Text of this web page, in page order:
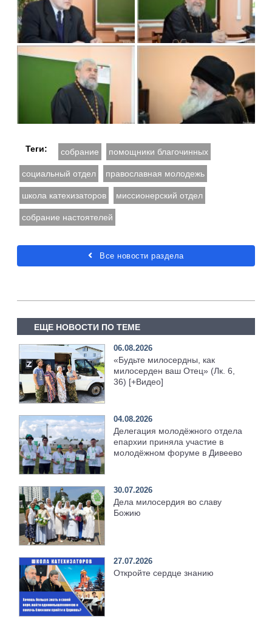
Теги: собрание помощники благочинных
социальный отдел православная молодежь
школа катехизаторов миссионерский отдел
собрание настоятелей
Все новости раздела
ЕЩЕ НОВОСТИ ПО ТЕМЕ
06.08.2026
«Будьте милосердны, как
милосерден ваш Отец» (Лк. 6,
36) [+Видео]
04.08.2026
Делегация молодёжного отдела
епархии приняла участие в
молодёжном форуме в Дивеево
30.07.2026
Дела милосердия во славу
Божию
27.07.2026
Откройте сердце знанию